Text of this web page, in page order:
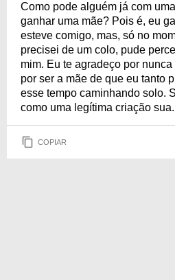
Como pode alguém já com
ganhar uma mãe? Pois é, eu
esteve comigo, mas, só no
precisei de um colo, pude
mim. Eu te agradeço por
por ser a mãe de que eu tanto
esse tempo caminhando solo.
como uma legítima criação sua.
COPIAR